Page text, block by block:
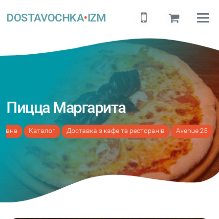
DOSTAVOCHKA•IZM
Пицца Маргарита
Каталог Доставка з кафе та ресторанів Avenue 25